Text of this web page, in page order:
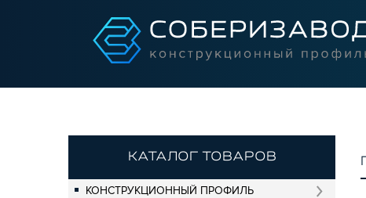
КАТАЛОГ ТОВАРОВ
КОНСТРУКЦИОННЫЙ ПРОФИЛЬ